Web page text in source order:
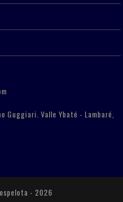
Guggiari. Valle Ybaté - Lambaré,
- 2026